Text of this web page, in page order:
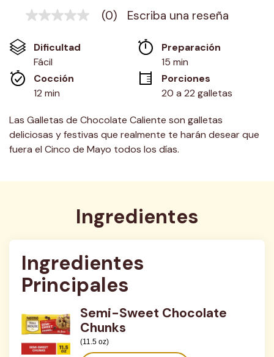
Sin
en
misma
página.
(0) Escriba una reseña
Dificultad
Fácil
Preparación
15 min
Cocción
12 min
Porciones
20 a 22 galletas
Las Galletas de Chocolate Caliente son galletas
deliciosas y festivas que realmente te harán desear que
fuera el Cinco de Mayo todos los días.
Ingredientes
Ingredientes
Principales
Semi-Sweet Chocolate
Chunks
(11.5 oz)